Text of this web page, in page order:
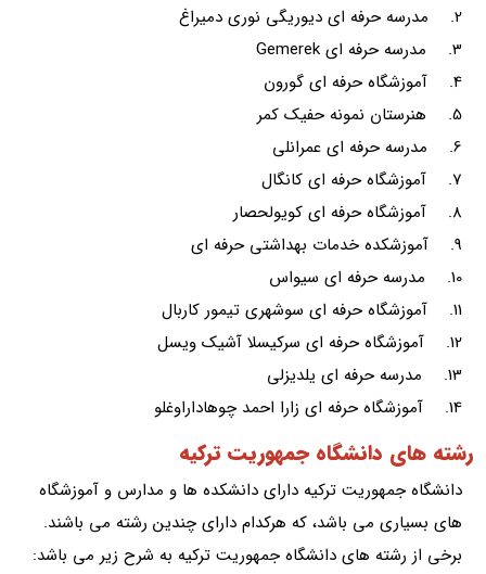
2. مدرسه حرفه ای دیوریگی نوری دمیراغ
3. مدرسه حرفه ای Gemerek
4. آموزشگاه حرفه ای گورون
5. هنرستان نمونه حفیک کمر
6. مدرسه حرفه ای عمرانلی
7. آموزشگاه حرفه ای کانگال
8. آموزشگاه حرفه ای کویولحصار
9. آموزشکده خدمات بهداشتی حرفه ای
10. مدرسه حرفه ای سیواس
11. آموزشگاه حرفه ای سوشهری تیمور کاربال
12. آموزشگاه حرفه ای سرکیسلا آشیک ویسل
13. مدرسه حرفه ای یلدیزلی
14. آموزشگاه حرفه ای زارا احمد چوهاداراوغلو
رشته های دانشگاه جمهوریت ترکیه
دانشگاه جمهوریت ترکیه دارای دانشکده ها و مدارس و آموزشگاه
های بسیاری می باشد، که هرکدام دارای چندین رشته می باشند.
برخی از رشته های دانشگاه جمهوریت ترکیه به شرح زیر می باشد: